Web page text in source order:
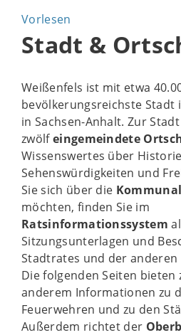
Vorlesen
Stadt &
Weißenfels ist mit etwa
bevölkerungsreichste Stadt
in Sachsen-Anhalt. Zur
zwölfeingemeindete
Wissenswertes über
Sehenswürdigkeiten und
Sie sich über die
möchten, finden Sie im
Ratsinformationssystem
Sitzungsunterlagen und
Stadtrates und der
Die folgenden Seiten bieten
anderem Informationen zu
Feuerwehren und zu den
Außerdem richtet der